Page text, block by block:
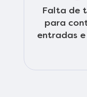
Falta de
para
entradas